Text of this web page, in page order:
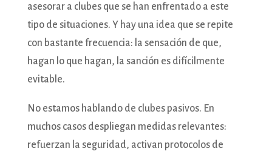
asesorar a clubes que se han enfrentado a este
tipo de situaciones. Y hay una idea que se repite
con bastante frecuencia: la sensación de que,
hagan lo que hagan, la sanción es difícilmente
evitable.
No estamos hablando de clubes pasivos. En
muchos casos despliegan medidas relevantes:
refuerzan la seguridad, activan protocolos de